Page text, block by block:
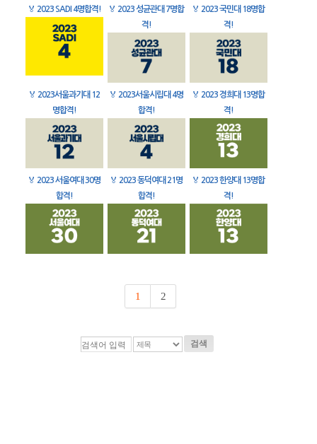
🏅 2023 SADI 4명합격! 🏅 2023 성균관대 7명합
격!
🏅 2023 국민대 18명합
격!
🏅 2023서울과기대 12
명합격!
🏅 2023서울시립대 4명
합격!
🏅 2023 경희대 13명합
격!
🏅 2023 서울여대 30명
합격!
🏅 2023 동덕여대 21명
합격!
🏅 2023 한양대 13명합
격!
1 2
검색